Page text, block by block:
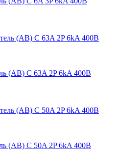
(АВ) C 63A 2P 6kA 400В
(АВ) C 50A 2P 6kA 400В